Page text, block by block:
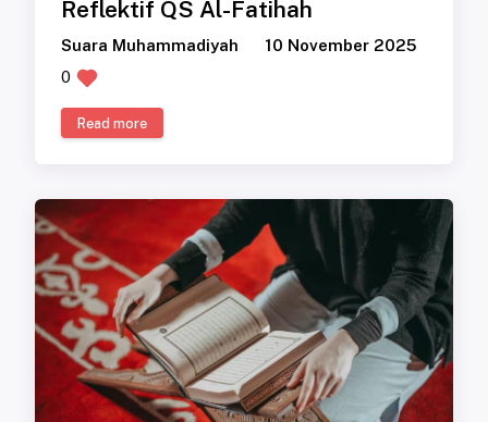
Reflektif QS Al-Fatihah
Suara Muhammadiyah
10 November 2025
0
Read more